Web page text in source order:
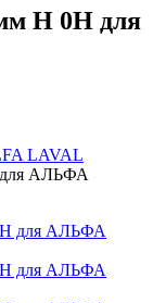
H 0H для
LAVAL
АЛЬФА